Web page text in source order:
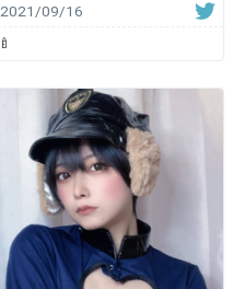
2021/09/16
🍼